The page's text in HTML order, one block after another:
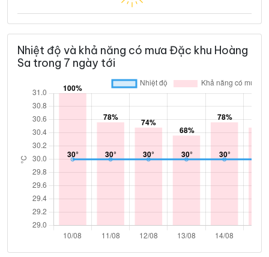
Nhiệt độ và khả năng có mưa Đặc khu Hoàng
Sa trong 7 ngày tới